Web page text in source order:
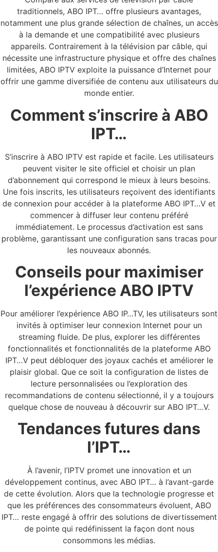
traditionnels, ABO IPT… offre plusieurs avantages,
notamment une plus grande sélection de chaînes, un accès
à la demande et une compatibilité avec plusieurs
appareils. Contrairement à la télévision par câble, qui
nécessite une infrastructure physique et offre des chaînes
limitées, ABO IPTV exploite la puissance d’Internet pour
offrir une gamme diversifiée de contenu aux utilisateurs du
monde entier.
Comment s’inscrire à ABO
IPT…
S’inscrire à ABO IPTV est rapide et facile. Les utilisateurs
peuvent visiter le site officiel et choisir un plan
d’abonnement qui correspond le mieux à leurs besoins.
Une fois inscrits, les utilisateurs reçoivent des identifiants
de connexion pour accéder à la plateforme ABO IPT…V et
commencer à diffuser leur contenu préféré
immédiatement. Le processus d’activation est sans
problème, garantissant une configuration sans tracas pour
les nouveaux abonnés.
Conseils pour maximiser
l’expérience ABO IPTV
Pour améliorer l’expérience ABO IP…TV, les utilisateurs sont
invités à optimiser leur connexion Internet pour un
streaming fluide. De plus, explorer les différentes
fonctionnalités et fonctionnalités de la plateforme ABO
IPT…V peut débloquer des joyaux cachés et améliorer le
plaisir global. Que ce soit la configuration de listes de
lecture personnalisées ou l’exploration des
recommandations de contenu sélectionné, il y a toujours
quelque chose de nouveau à découvrir sur ABO IPT…V.
Tendances futures dans
l’IPT…
À l’avenir, l’IPTV promet une innovation et un
développement continus, avec ABO IPT… à l’avant-garde
de cette évolution. Alors que la technologie progresse et
que les préférences des consommateurs évoluent, ABO
IPT… reste engagé à offrir des solutions de divertissement
de pointe qui redéfinissent la façon dont nous
consommons les médias.